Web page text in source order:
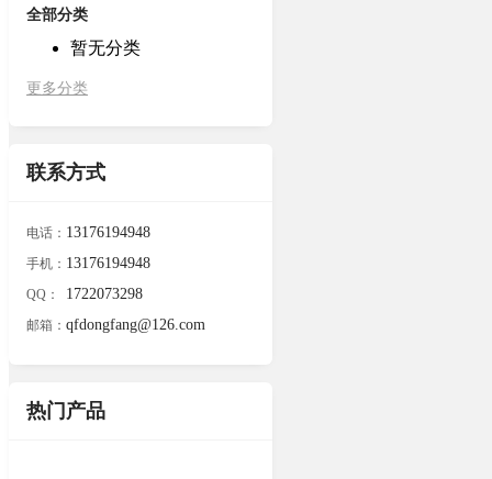
全部分类
暂无分类
更多分类
联系方式
电话： 13176194948
手机： 13176194948
QQ： 1722073298
邮箱： qfdongfang@126.com
热门产品